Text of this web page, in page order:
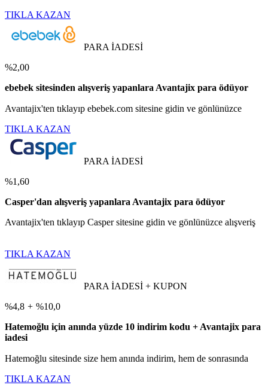
TIKLA KAZAN
PARA İADESİ
%2,00
ebebek sitesinden alışveriş yapanlara Avantajix para ödüyor
Avantajix'ten tıklayıp ebebek.com sitesine gidin ve gönlünüzce
TIKLA KAZAN
PARA İADESİ
%1,60
Casper'dan alışveriş yapanlara Avantajix para ödüyor
Avantajix'ten tıklayıp Casper sitesine gidin ve gönlünüzce alışveriş
TIKLA KAZAN
PARA İADESİ + KUPON
%4,8 + %10,0
Hatemoğlu için anında yüzde 10 indirim kodu + Avantajix para
iadesi
Hatemoğlu sitesinde size hem anında indirim, hem de sonrasında
TIKLA KAZAN